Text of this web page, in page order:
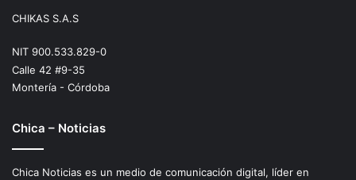
CHIKAS S.A.S
NIT 900.533.829-0
Calle 42 #9-35
Montería - Córdoba
Chica – Noticias
Chica Noticias es un medio de comunicación digital, líder en